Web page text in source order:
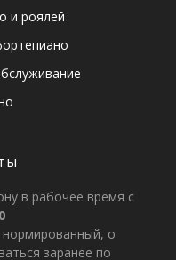
и роялей
в рабочее время с
о
заранее по